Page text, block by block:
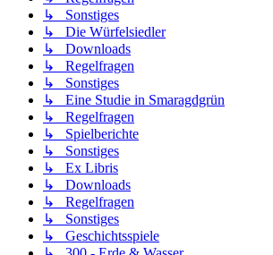
↳ Sonstiges
↳ Die Würfelsiedler
↳ Downloads
↳ Regelfragen
↳ Sonstiges
↳ Eine Studie in Smaragdgrün
↳ Regelfragen
↳ Spielberichte
↳ Sonstiges
↳ Ex Libris
↳ Downloads
↳ Regelfragen
↳ Sonstiges
↳ Geschichtsspiele